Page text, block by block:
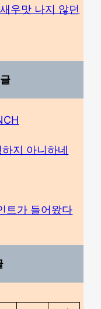
우맛 나지 않던
지 아니하네
트가 들어왔다